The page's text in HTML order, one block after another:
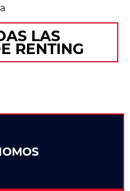
LAS
RENTING